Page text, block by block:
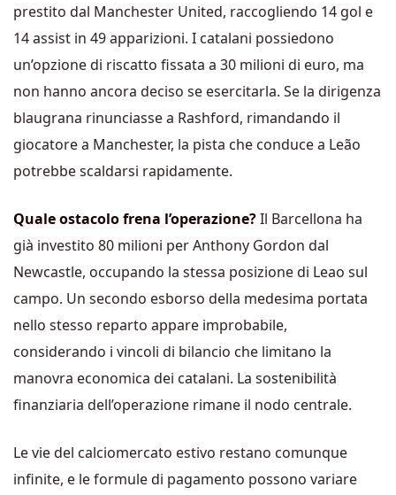
prestito dal Manchester United, raccogliendo 14 gol e
14 assist in 49 apparizioni. I catalani possiedono
un’opzione di riscatto fissata a 30 milioni di euro, ma
non hanno ancora deciso se esercitarla. Se la dirigenza
blaugrana rinunciasse a Rashford, rimandando il
giocatore a Manchester, la pista che conduce a Leão
potrebbe scaldarsi rapidamente.
Quale ostacolo frena l’operazione?Il Barcellona ha
già investito 80 milioni per Anthony Gordon dal
Newcastle, occupando la stessa posizione di Leao sul
campo. Un secondo esborso della medesima portata
nello stesso reparto appare improbabile,
considerando i vincoli di bilancio che limitano la
manovra economica dei catalani. La sostenibilità
finanziaria dell’operazione rimane il nodo centrale.
Le vie del calciomercato estivo restano comunque
infinite, e le formule di pagamento possono variare